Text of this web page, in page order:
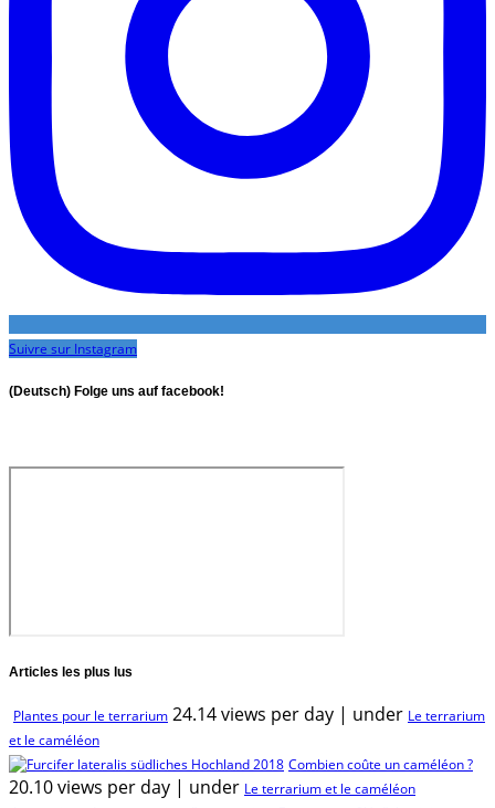
Suivre sur Instagram
(Deutsch) Folge uns auf facebook!
Articles les plus lus
Plantes pour le terrarium 24.14 views per day | under Le terrarium
et le caméléon
Combien coûte un caméléon ?
20.10 views per day | under Le terrarium et le caméléon